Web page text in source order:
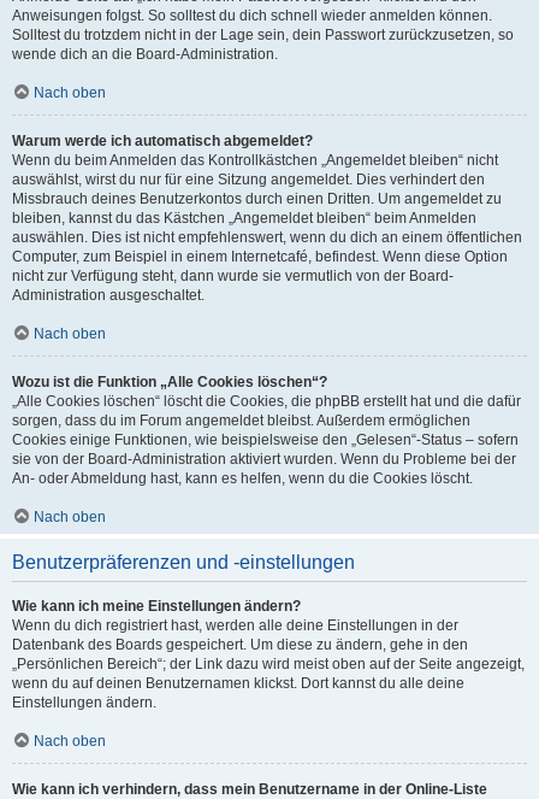
Anweisungen folgst. So solltest du dich schnell wieder anmelden können.
Solltest du trotzdem nicht in der Lage sein, dein Passwort zurückzusetzen, so
wende dich an die Board-Administration.
Nach oben
Warum werde ich automatisch abgemeldet?
Wenn du beim Anmelden das Kontrollkästchen „Angemeldet bleiben“ nicht
auswählst, wirst du nur für eine Sitzung angemeldet. Dies verhindert den
Missbrauch deines Benutzerkontos durch einen Dritten. Um angemeldet zu
bleiben, kannst du das Kästchen „Angemeldet bleiben“ beim Anmelden
auswählen. Dies ist nicht empfehlenswert, wenn du dich an einem öffentlichen
Computer, zum Beispiel in einem Internetcafé, befindest. Wenn diese Option
nicht zur Verfügung steht, dann wurde sie vermutlich von der Board-
Administration ausgeschaltet.
Nach oben
Wozu ist die Funktion „Alle Cookies löschen“?
„Alle Cookies löschen“ löscht die Cookies, die phpBB erstellt hat und die dafür
sorgen, dass du im Forum angemeldet bleibst. Außerdem ermöglichen
Cookies einige Funktionen, wie beispielsweise den „Gelesen“-Status – sofern
sie von der Board-Administration aktiviert wurden. Wenn du Probleme bei der
An- oder Abmeldung hast, kann es helfen, wenn du die Cookies löscht.
Nach oben
Benutzerpräferenzen und -einstellungen
Wie kann ich meine Einstellungen ändern?
Wenn du dich registriert hast, werden alle deine Einstellungen in der
Datenbank des Boards gespeichert. Um diese zu ändern, gehe in den
„Persönlichen Bereich“; der Link dazu wird meist oben auf der Seite angezeigt,
wenn du auf deinen Benutzernamen klickst. Dort kannst du alle deine
Einstellungen ändern.
Nach oben
Wie kann ich verhindern, dass mein Benutzername in der Online-Liste